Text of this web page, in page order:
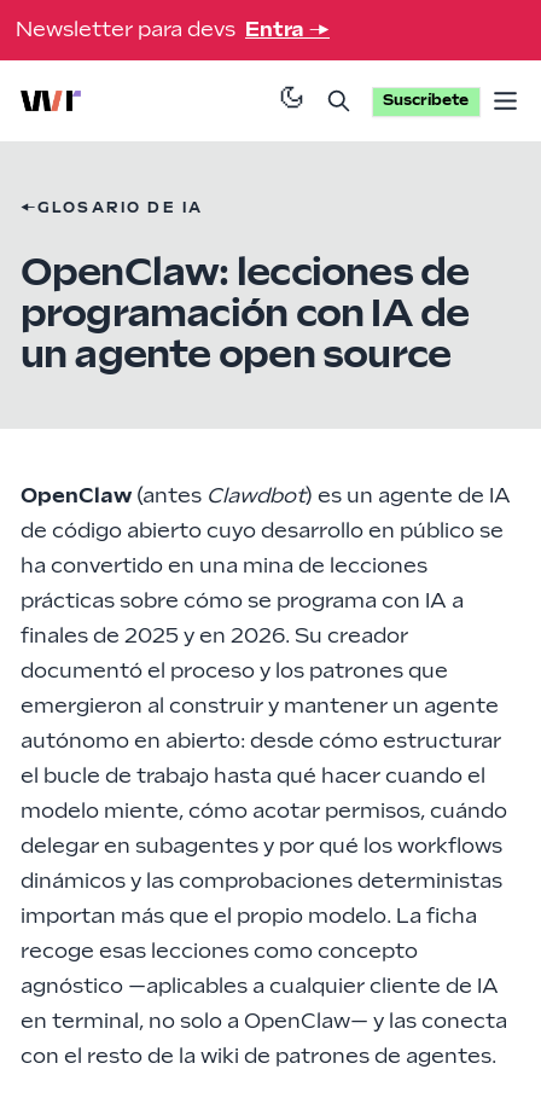
Newsletter para devs Entra →
Suscríbete
←GLOSARIO DE IA
OpenClaw: lecciones de
programación con IA de
un agente open source
OpenClaw(antes Clawdbot) es un agente de IA
de código abiertocuyo desarrollo en público se
ha convertido en una mina de lecciones
prácticas sobre cómo se programa con IA a
finales de 2025 y en 2026. Su creador
documentó el proceso y los patrones que
emergieron al construir y mantener un agente
autónomo en abierto: desde cómo estructurar
el bucle de trabajo hasta qué hacer cuando el
modelo miente, cómo acotar permisos, cuándo
delegar en subagentesy por qué los workflows
dinámicosy las comprobaciones deterministas
importan más que el propio modelo. La ficha
recoge esas lecciones como concepto
agnóstico —aplicables a cualquier cliente de IA
en terminal, no solo a OpenClaw— y las conecta
con el resto de la wiki de patrones de agentes.